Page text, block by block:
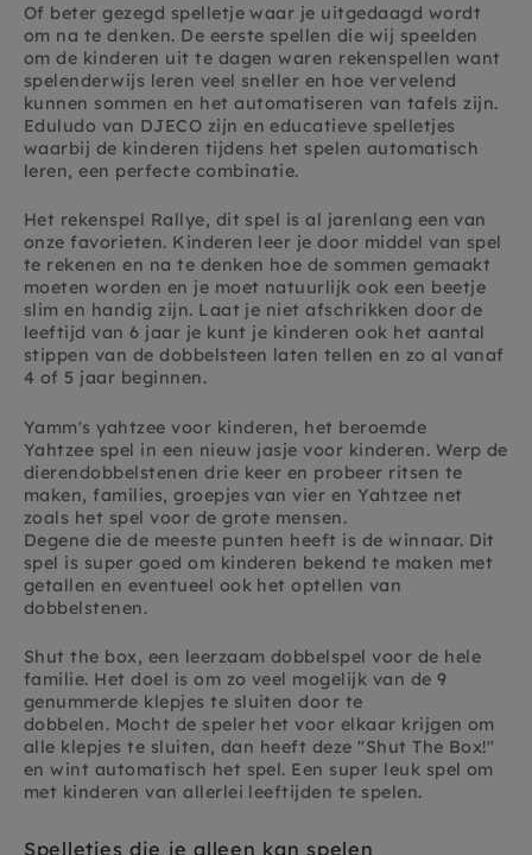
Of beter gezegd spelletje waar je uitgedaagd wordt
om na te denken. De eerste spellen die wij speelden
om de kinderen uit te dagen waren rekenspellen want
spelenderwijs leren veel sneller en hoe vervelend
kunnen sommen en het automatiseren van tafels zijn.
Eduludo van DJECO zijn en educatieve spelletjes
waarbij de kinderen tijdens het spelen automatisch
leren, een perfecte combinatie.
Het rekenspel Rallye, dit spel is al jarenlang een van
onze favorieten. Kinderen leer je door middel van spel
te rekenen en na te denken hoe de sommen gemaakt
moeten worden en je moet natuurlijk ook een beetje
slim en handig zijn. Laat je niet afschrikken door de
leeftijd van 6 jaar je kunt je kinderen ook het aantal
stippen van de dobbelsteen laten tellen en zo al vanaf
4 of 5 jaar beginnen.
Yamm's yahtzee voor kinderen, het beroemde
Yahtzee spel in een nieuw jasje voor kinderen. Werp de
dierendobbelstenen drie keer en probeer ritsen te
maken, families, groepjes van vier en Yahtzee net
zoals het spel voor de grote mensen.
Degene die de meeste punten heeft is de winnaar. Dit
spel is super goed om kinderen bekend te maken met
getallen en eventueel ook het optellen van
dobbelstenen.
Shut the box, een leerzaam dobbelspel voor de hele
familie. Het doel is om zo veel mogelijk van de 9
genummerde klepjes te sluiten door te
dobbelen. Mocht de speler het voor elkaar krijgen om
alle klepjes te sluiten, dan heeft deze "Shut The Box!"
en wint automatisch het spel. Een super leuk spel om
met kinderen van allerlei leeftijden te spelen.
Spelletjes die je alleen kan spelen